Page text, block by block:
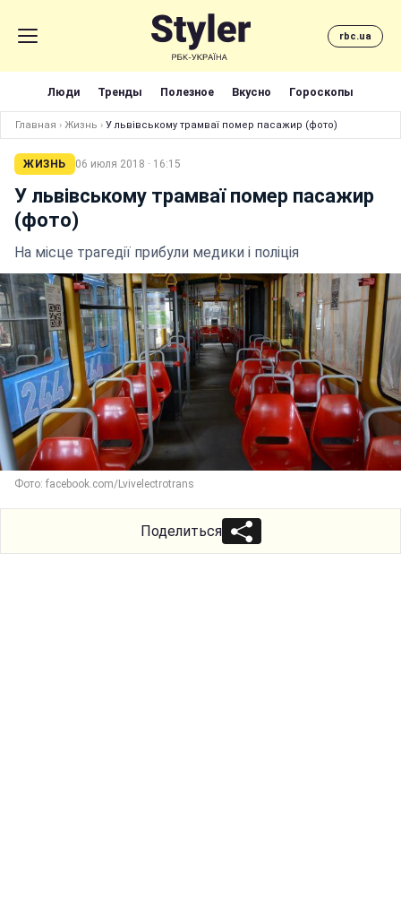
rbc.ua
Люди Тренды Полезное Вкусно Гороскопы
Главная › Жизнь › У львівському трамваї помер пасажир (фото)
ЖИЗНЬ 06 июля 2018 · 16:15
У львівському трамваї помер пасажир
(фото)
На місце трагедії прибули медики і поліція
Фото: facebook.com/Lvivelectrotrans
Поделиться